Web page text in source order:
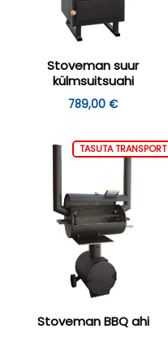
Stoveman suur
külmsuitsuahi
789,00 €
TASUTA TRANSPORT
Stoveman BBQ ahi